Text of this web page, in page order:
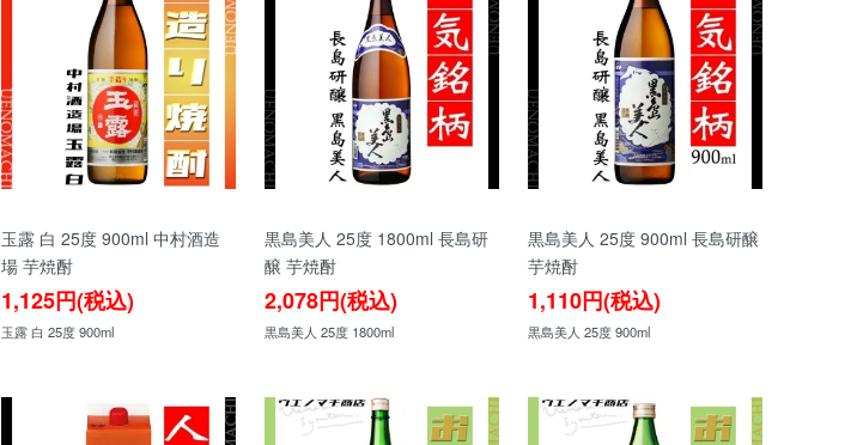
玉露 白 25度 900ml 中村酒造
場 芋焼酎
1,125円(税込)
玉露 白 25度 900ml
黒島美人 25度 1800ml 長島研
醸 芋焼酎
2,078円(税込)
黒島美人 25度 1800ml
黒島美人 25度 900ml 長島研醸
芋焼酎
1,110円(税込)
黒島美人 25度 900ml